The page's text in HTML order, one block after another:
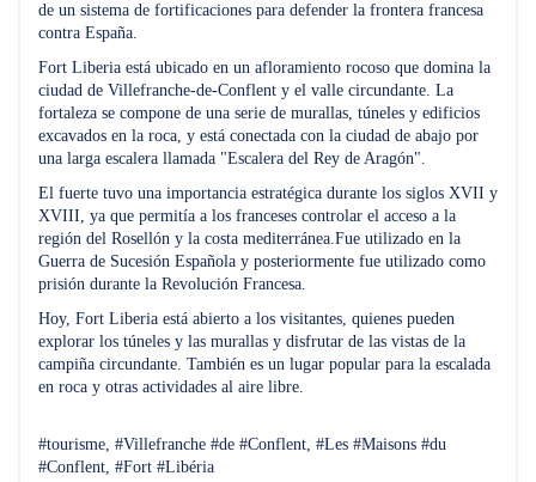
de un sistema de fortificaciones para defender la frontera francesa
contra España.
Fort Liberia está ubicado en un afloramiento rocoso que domina la
ciudad de Villefranche-de-Conflent y el valle circundante. La
fortaleza se compone de una serie de murallas, túneles y edificios
excavados en la roca, y está conectada con la ciudad de abajo por
una larga escalera llamada "Escalera del Rey de Aragón".
El fuerte tuvo una importancia estratégica durante los siglos XVII y
XVIII, ya que permitía a los franceses controlar el acceso a la
región del Rosellón y la costa mediterránea.Fue utilizado en la
Guerra de Sucesión Española y posteriormente fue utilizado como
prisión durante la Revolución Francesa.
Hoy, Fort Liberia está abierto a los visitantes, quienes pueden
explorar los túneles y las murallas y disfrutar de las vistas de la
campiña circundante. También es un lugar popular para la escalada
en roca y otras actividades al aire libre.
#tourisme, #Villefranche #de #Conflent, #Les #Maisons #du
#Conflent, #Fort #Libéria